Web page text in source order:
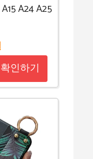
A24 A25
인하기